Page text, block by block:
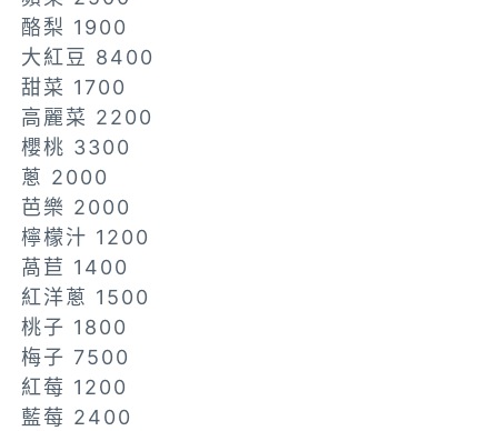
酪梨 1900
大紅豆 8400
甜菜 1700
高麗菜 2200
櫻桃 3300
蔥 2000
芭樂 2000
檸檬汁 1200
萵苣 1400
紅洋蔥 1500
桃子 1800
梅子 7500
紅莓 1200
藍莓 2400